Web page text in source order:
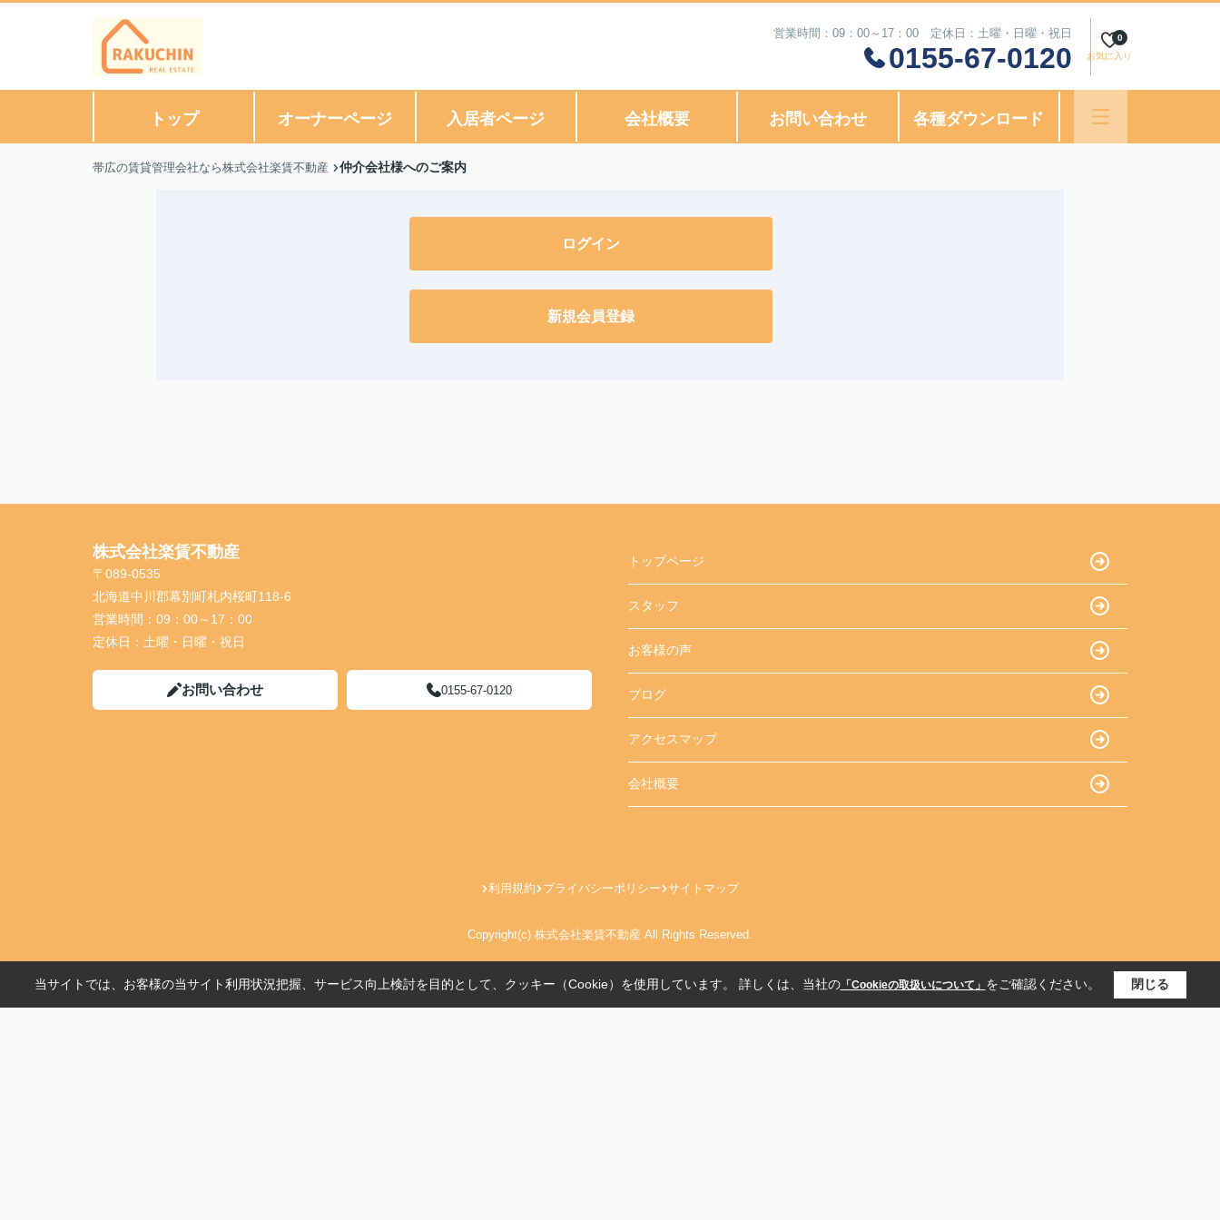
営業時間：09：00～17：00 定休日：土曜・日曜・祝日
0155-67-0120 お気に入り
0
トップ オーナーページ 入居者ページ 会社概要 お問い合わせ 各種ダウンロード
帯広の賃貸管理会社なら株式会社楽賃不動産 仲介会社様へのご案内
ログイン
新規会員登録
株式会社楽賃不動産
〒089-0535
北海道中川郡幕別町札内桜町118-6
営業時間： 09：00～17：00
定休日： 土曜・日曜・祝日
お問い合わせ 0155-67-0120
トップページ
スタッフ
お客様の声
ブログ
アクセスマップ
会社概要
利用規約 プライバシーポリシー サイトマップ
Copyright(c) 株式会社楽賃不動産 All Rights Reserved.
当サイトでは、お客様の当サイト利用状況把握、サービス向上検討を目的として、クッキー（Cookie）を使用しています。 詳しくは、当社の「Cookieの取扱いについて」 をご確認ください。 閉じる